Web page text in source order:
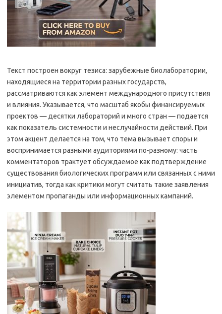
Текст построен вокруг тезиса: зарубежные биолаборатории,
находящиеся на территории разных государств,
рассматриваются как элемент международного присутствия
и влияния. Указывается, что масштаб якобы финансируемых
проектов — десятки лабораторий и много стран — подается
как показатель системности и неслучайности действий. При
этом акцент делается на том, что тема вызывает споры и
воспринимается разными аудиториями по-разному: часть
комментаторов трактует обсуждаемое как подтверждение
существования биологических программ или связанных с ними
инициатив, тогда как критики могут считать такие заявления
элементом пропаганды или информационных кампаний.